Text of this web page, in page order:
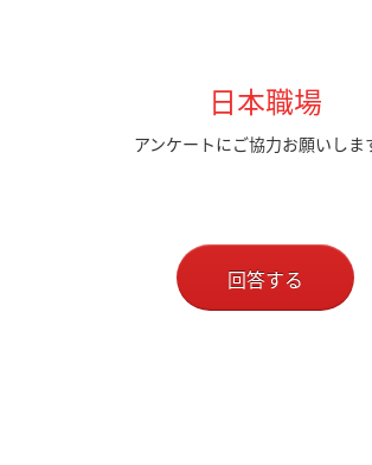
日本職場
アンケートにご協力お願いしま
回答する